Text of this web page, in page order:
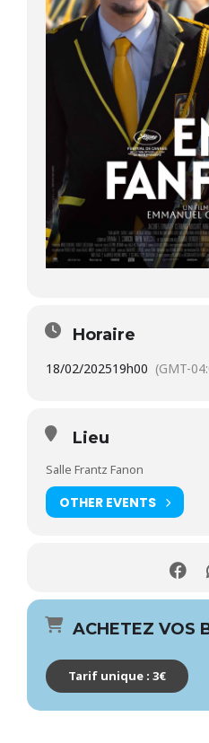
Horaire
18/02/202519h00 (GMT-
Lieu
Salle Frantz Fanon
OTHER EVENTS
ACHETEZ VOS
Tarif unique : 3€